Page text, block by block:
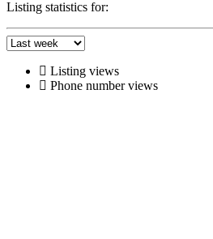
Listing statistics for:
Listing views
Phone number views